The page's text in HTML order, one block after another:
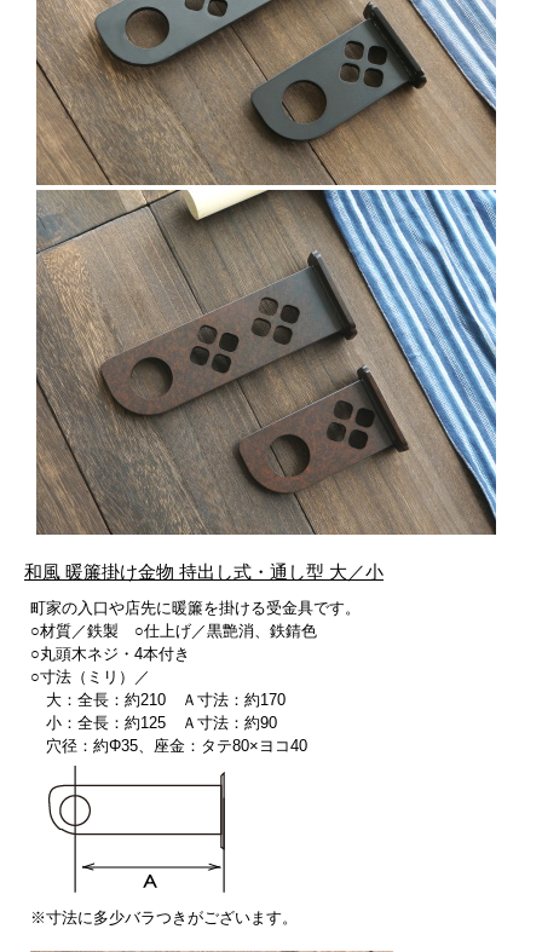
和風 暖簾掛け金物 持出し式・通し型 大／小
町家の入口や店先に暖簾を掛ける受金具です。
○材質／鉄製 ○仕上げ／黒艶消、鉄錆色
○丸頭木ネジ・4本付き
○寸法（ミリ）／
大：全長：約210 Ａ寸法：約170
小：全長：約125 Ａ寸法：約90
穴径：約Φ35、座金：タテ80×ヨコ40
※寸法に多少バラつきがございます。